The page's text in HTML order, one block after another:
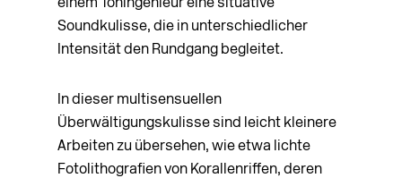
einem Toningenieur eine situative
Soundkulisse, die in unterschiedlicher
Intensität den Rundgang begleitet.
In dieser multisensuellen
Überwältigungskulisse sind leicht kleinere
Arbeiten zu übersehen, wie etwa lichte
Fotolithografien von Korallenriffen, deren